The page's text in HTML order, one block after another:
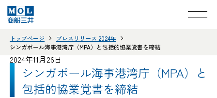
トップページ
プレスリリース 2024年
シンガポール海事港湾庁（MPA）と包括的協業覚書を締結
2024年11月26日
シンガポール海事港湾庁（MPA）と
包括的協業覚書を締結